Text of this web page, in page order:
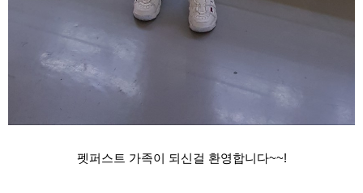
펫퍼스트 가족이 되신걸 환영합니다~~!